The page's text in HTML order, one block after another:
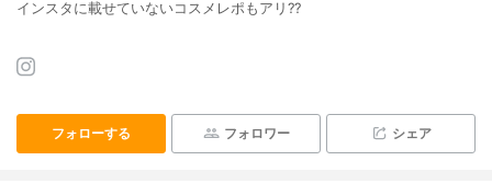
インスタに載せていないコスメレポもアリ??
フォローする フォロワー シェア